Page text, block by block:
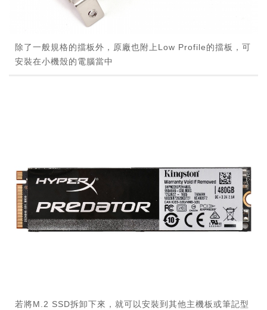
除了一般規格的擋板外，原廠也附上Low Profile的擋板，可
安裝在小機殼的電腦當中
若將M.2 SSD拆卸下來，就可以安裝到其他主機板或筆記型